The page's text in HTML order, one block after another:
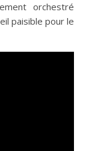
orchestré
paisible pour le